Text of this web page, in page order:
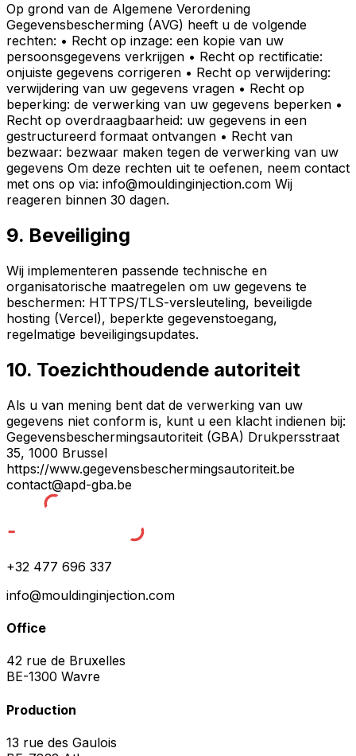
Op grond van de Algemene Verordening
Gegevensbescherming (AVG) heeft u de volgende
rechten: • Recht op inzage: een kopie van uw
persoonsgegevens verkrijgen • Recht op rectificatie:
onjuiste gegevens corrigeren • Recht op verwijdering:
verwijdering van uw gegevens vragen • Recht op
beperking: de verwerking van uw gegevens beperken •
Recht op overdraagbaarheid: uw gegevens in een
gestructureerd formaat ontvangen • Recht van
bezwaar: bezwaar maken tegen de verwerking van uw
gegevens Om deze rechten uit te oefenen, neem contact
met ons op via: info@mouldinginjection.com Wij
reageren binnen 30 dagen.
9. Beveiliging
Wij implementeren passende technische en
organisatorische maatregelen om uw gegevens te
beschermen: HTTPS/TLS-versleuteling, beveiligde
hosting (Vercel), beperkte gegevenstoegang,
regelmatige beveiligingsupdates.
10. Toezichthoudende autoriteit
Als u van mening bent dat de verwerking van uw
gegevens niet conform is, kunt u een klacht indienen bij:
Gegevensbeschermingsautoriteit (GBA) Drukpersstraat
35, 1000 Brussel
https://www.gegevensbeschermingsautoriteit.be
contact@apd-gba.be
+32 477 696 337
info@mouldinginjection.com
Office
42 rue de Bruxelles
BE-1300 Wavre
Production
13 rue des Gaulois